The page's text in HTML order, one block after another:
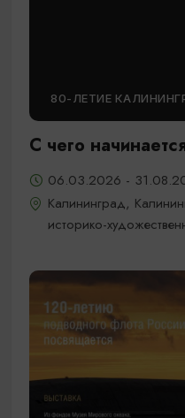
80-ЛЕТИЕ
С чего
06.03.2026 -
Калининград,
историко-